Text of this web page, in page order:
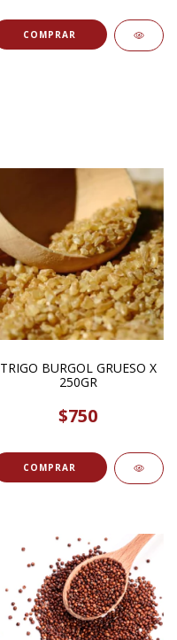
COMPRAR
TRIGO BURGOL GRUESO X
250GR
$750
COMPRAR